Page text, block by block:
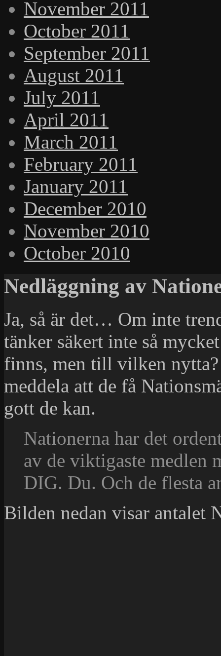
November 2011
October 2011
September 2011
August 2011
July 2011
April 2011
March 2011
February 2011
January 2011
December 2010
November 2010
October 2010
Nedläggning av
Ja, så är det… Om inte
tänker säkert inte så
finns, men till vilken
meddela att de få
gott de kan.
Nationerna har det
av de viktigaste
DIG. Du. Och de flesta
Bilden nedan visar antalet